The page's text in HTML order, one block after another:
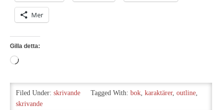
Mer
Gilla detta:
Laddar
…
Filed Under: skrivande Tagged With: bok karaktärer, outline
skrivande